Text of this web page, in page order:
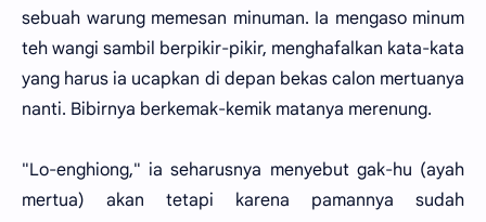
sebuah warung memesan minuman. Ia mengaso minum
teh wangi sambil berpikir-pikir, menghafalkan kata-kata
yang harus ia ucapkan di depan bekas calon mertuanya
nanti. Bibirnya berkemak-kemik matanya merenung.
"Lo-enghiong," ia seharusnya menyebut gak-hu (ayah
mertua) akan tetapi karena pamannya sudah